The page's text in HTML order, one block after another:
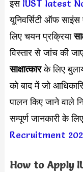
इस IUST latest
यूनिवर्सिटी ऑफ
लिए चयन प्रक्रिया
विस्तार से जांच की
साक्षात्कारके लिए
को बाद में जो
पालन किए जाने वाले
सम्पूर्ण जानकारी के
Recruitment
How to Apply